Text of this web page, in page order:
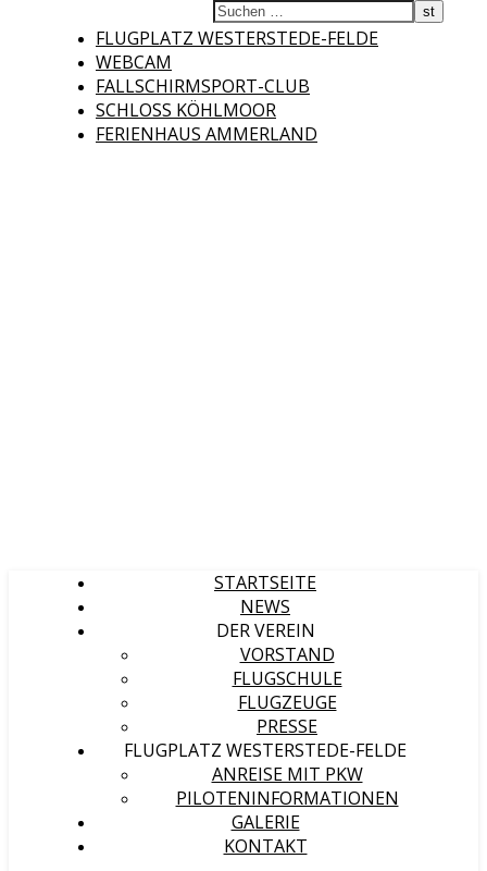
FLUGPLATZ WESTERSTEDE-FELDE
WEBCAM
FALLSCHIRMSPORT-CLUB
SCHLOSS KÖHLMOOR
FERIENHAUS AMMERLAND
Fliegerclub
STARTSEITE
NEWS
DER VEREIN
VORSTAND
FLUGSCHULE
FLUGZEUGE
PRESSE
FLUGPLATZ WESTERSTEDE-FELDE
ANREISE MIT PKW
PILOTENINFORMATIONEN
GALERIE
KONTAKT